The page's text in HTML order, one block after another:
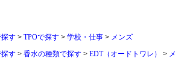
す TPOで探す 学校・仕事
メンズ
す 香水の種類で探す EDT（オードトワレ）
メ